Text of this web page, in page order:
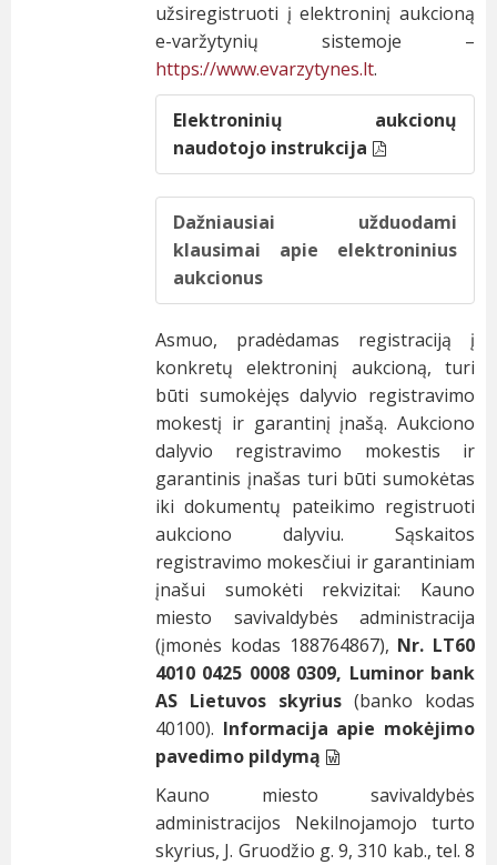
užsiregistruoti į elektroninį aukcioną
e-varžytynių sistemoje –
https://www.evarzytynes.lt.
Elektroninių aukcionų
naudotojo instrukcija
Dažniausiai užduodami
klausimai apie elektroninius
aukcionus
Asmuo, pradėdamas registraciją į
konkretų elektroninį aukcioną, turi
būti sumokėjęs dalyvio registravimo
mokestį ir garantinį įnašą. Aukciono
dalyvio registravimo mokestis ir
garantinis įnašas turi būti sumokėtas
iki dokumentų pateikimo registruoti
aukciono dalyviu. Sąskaitos
registravimo mokesčiui ir garantiniam
įnašui sumokėti rekvizitai: Kauno
miesto savivaldybės administracija
(įmonės kodas 188764867), Nr. LT60
4010 0425 0008 0309, Luminor bank
AS Lietuvos skyrius (banko kodas
40100). Informacija apie mokėjimo
pavedimo pildymą
Kauno miesto savivaldybės
administracijos Nekilnojamojo turto
skyrius, J. Gruodžio g. 9, 310 kab., tel. 8